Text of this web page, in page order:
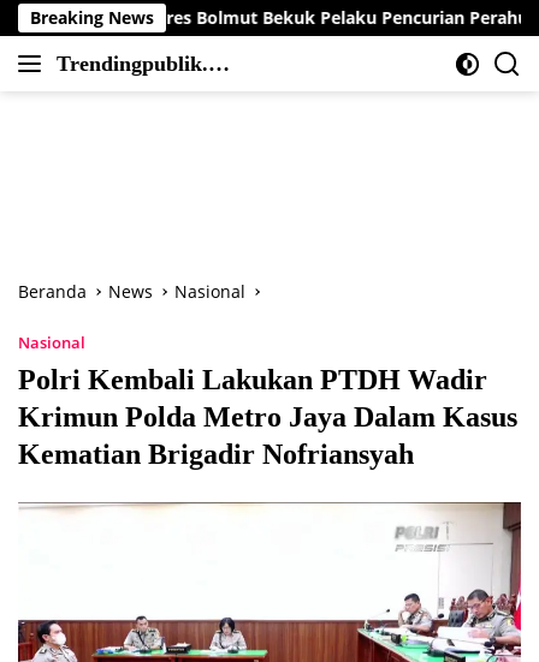
Langsung
ke
konten
Breaking News
Bolmut Bekuk Pelaku Pencurian Perahu di Daerah Buol
Trendingpublik.co
Berita
Beranda News Nasional
Nasional
Polri Kembali Lakukan PTDH Wadir
Krimun Polda Metro Jaya Dalam Kasus
Kematian Brigadir Nofriansyah